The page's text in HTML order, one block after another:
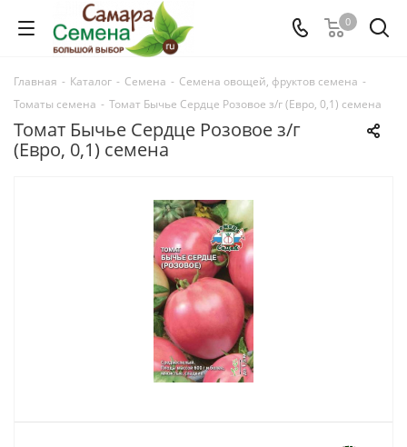
0
Главная - Каталог - Семена - Семена овощей, фруктов семена -
Томаты семена - Томат Бычье Сердце Розовое з/г (Евро, 0,1) семена
Томат Бычье Сердце Розовое з/г
(Евро, 0,1) семена